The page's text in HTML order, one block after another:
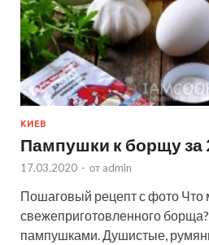
КИЕВ
Пампушки к борщу за
17.03.2020 - от admin
Пошаговый рецепт с фото Что
свежеприготовленного
пампушками. Душистые,